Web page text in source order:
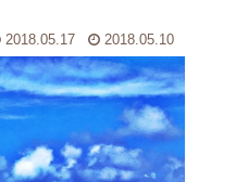
2018.05.17 2018.05.10